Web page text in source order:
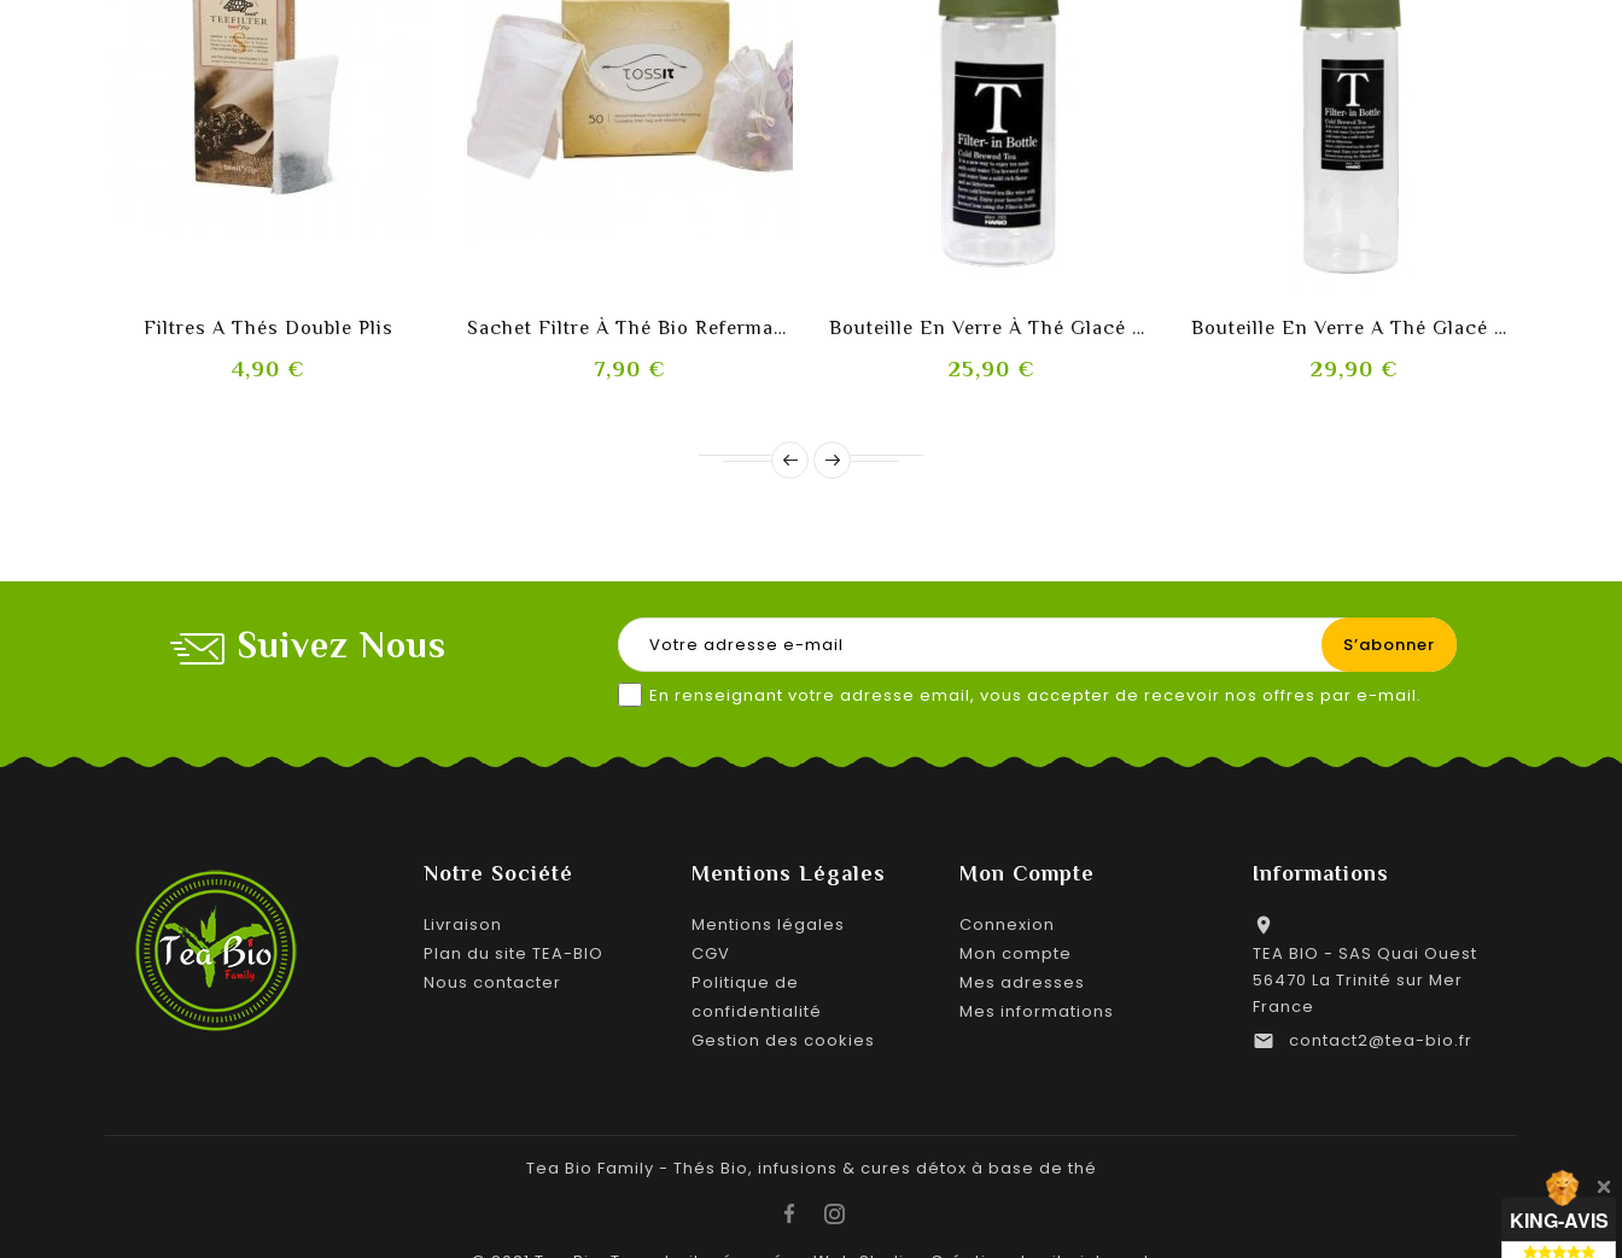
Filtres A Thés Double Plis
4,90 €
Sachet Filtre À Thé Bio Refermable Avec Cordon
7,90 €
shopping_cart
Bouteille En Verre À Thé Glacé 300ml
25,90 €
shopping_cart
Bouteille En Verre A Thé Glacé Et Ice Tea
29,90 €
Suivez Nous
En renseignant votre adresse email, vous accepter de recevoir nos offres par e-mail.
Notre Société
Livraison
Plan du site TEA-BIO
Nous contacter
Mentions Légales
Mentions légales
CGV
Politique de
confidentialité
Gestion des cookies
Mon Compte
Connexion
Mon compte
Mes adresses
Mes informations
Informations

TEA BIO - SAS Quai Ouest
56470 La Trinité sur Mer
France
 contact2@tea-bio.fr
Tea Bio Family - Thés Bio, infusions & cures détox à base de thé
KING-AVIS